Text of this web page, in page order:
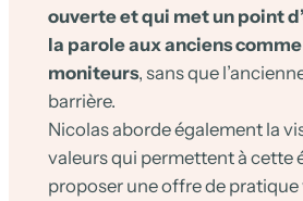
ouverte et qui met un point
la parole aux anciens
moniteurs, sans que
barrière.
Nicolas aborde également la
valeurs qui permettent à cette
proposer une offre de pratique